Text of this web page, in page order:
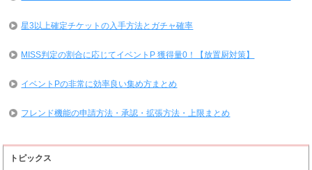
星3以上確定チケットの入手方法とガチャ確率
MISS判定の割合に応じてイベントP 獲得量0！【放置厨対策】
イベントPの非常に効率良い集め方まとめ
フレンド機能の申請方法・承認・拡張方法・上限まとめ
トピックス